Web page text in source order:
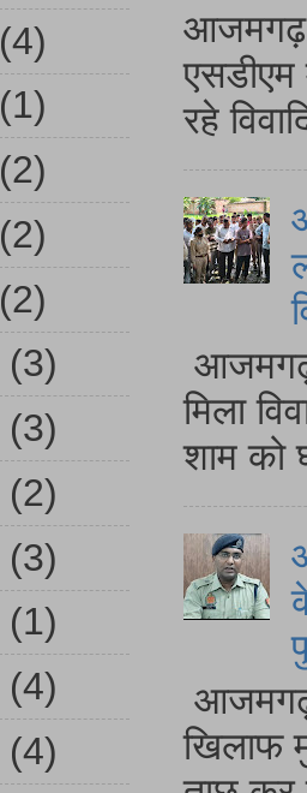
आजमगढ़
एसडीएम
रहे
आजमगढ़
मिला
शाम को
आजमगढ़
खिलाफ
(4)
(1)
(2)
(2)
(2)
(3)
(3)
(2)
(3)
(1)
(4)
(4)